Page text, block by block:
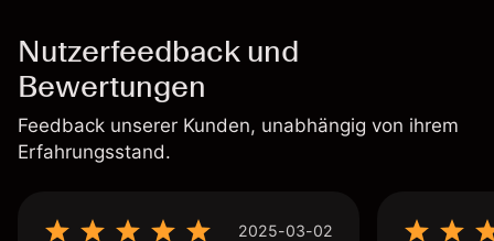
Nutzerfeedback und
Bewertungen
Feedback unserer Kunden, unabhängig von ihrem
Erfahrungsstand.
2025-03-02